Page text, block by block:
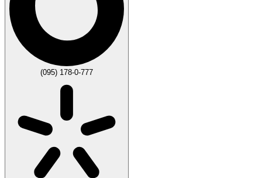
(095) 178-0-777